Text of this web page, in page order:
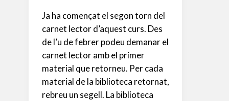
Ja ha començat el segon torn del
carnet lector d’aquest curs. Des
de l’u de febrer podeu demanar el
carnet lector amb el primer
material que retorneu. Per cada
material de la biblioteca retornat,
rebreu un segell. La biblioteca